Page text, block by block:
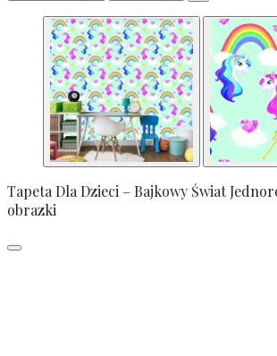
Tapeta Dla Dzieci – Bajkowy Świat
obrazki